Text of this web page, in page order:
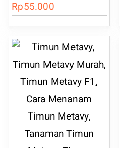
Rp55.000